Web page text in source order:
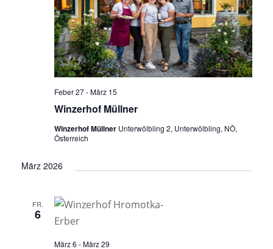
Winzerhof Müllner
Feber 27-März 15
Winzerhof Müllner Unterwölbling 2, Unterwölbling, NÖ,
Österreich
März 2026
FR.
6
März 6 -März 29